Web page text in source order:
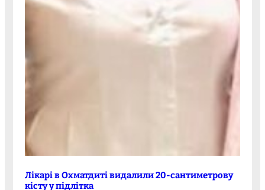
Лікарі в Охматдиті видалили 20-сантиметрову
кісту у підлітка